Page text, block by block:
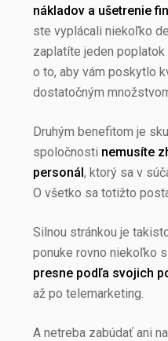
nákladov a ušetrenie
ste vyplácali niekoľko
zaplatíte jeden
o to, aby vám poskytlo
dostatočným
Druhým benefitom je
spoločnosti nemusíte
personál, ktorý sa v
O všetko sa totižto
Silnou stránkou je
ponuke rovno niekoľko
presne podľa svojich
až po telemarketing.
A netreba zabúdať ani